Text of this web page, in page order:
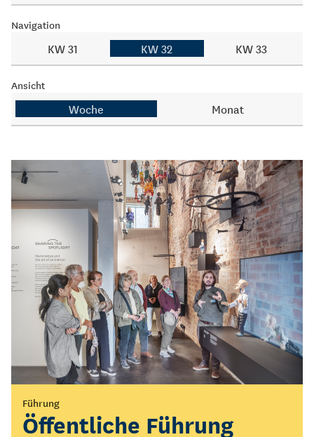
Navigation
KW 31 KW 32 KW 33
Ansicht
Woche Monat
Vermittlung
KOLK*Laberfeuer
Führung
Öffentliche Führung